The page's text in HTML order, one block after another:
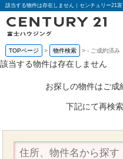
該当する物件は存在しません｜センチュリー21
TOPページ 物件検索 - ご成約済み
該当する物件は存在しません
お探しの物件はご成
下記にて再検